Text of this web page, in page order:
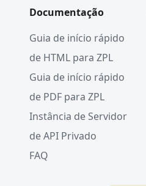
Documentação
Guia de início rápido
de HTML para ZPL
Guia de início rápido
de PDF para ZPL
Instância de Servidor
de API Privado
FAQ